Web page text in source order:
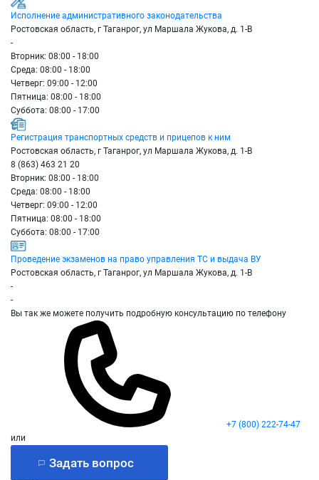
Исполнение административного законодательства
Ростовская область, г Таганрог, ул Маршала Жукова, д. 1-В
-
Вторник: 08:00 - 18:00
Среда: 08:00 - 18:00
Четверг: 09:00 - 12:00
Пятница: 08:00 - 18:00
Суббота: 08:00 - 17:00
Регистрация транспортных средств и прицепов к ним
Ростовская область, г Таганрог, ул Маршала Жукова, д. 1-В
8 (863) 463 21 20
Вторник: 08:00 - 18:00
Среда: 08:00 - 18:00
Четверг: 09:00 - 12:00
Пятница: 08:00 - 18:00
Суббота: 08:00 - 17:00
Проведение экзаменов на право управления ТС и выдача ВУ
Ростовская область, г Таганрог, ул Маршала Жукова, д. 1-В
-
-
Вы так же можете получить подробную консультацию по телефону
+7 (800) 222-74-47
или
Задать вопрос